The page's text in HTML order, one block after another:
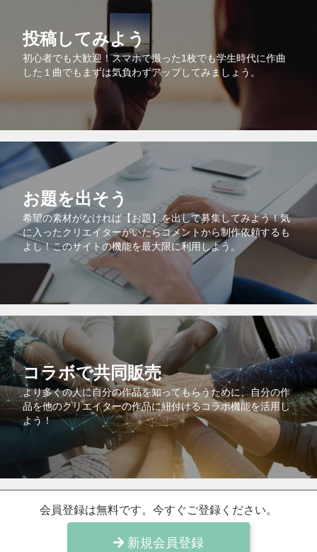
投稿してみよう
初心者でも大歓迎！スマホで撮った1枚でも学生時代に作曲
した１曲でもまずは気負わずアップしてみましょう。
お題を出そう
希望の素材がなければ【お題】を出して募集してみよう！気
に入ったクリエイターがいたらコメントから制作依頼するも
よし！このサイトの機能を最大限に利用しよう。
コラボで共同販売
より多くの人に自分の作品を知ってもらうために、自分の作
品を他のクリエイターの作品に紐付けるコラボ機能を活用し
よう！
会員登録は無料です。今すぐご登録ください。
新規会員登録